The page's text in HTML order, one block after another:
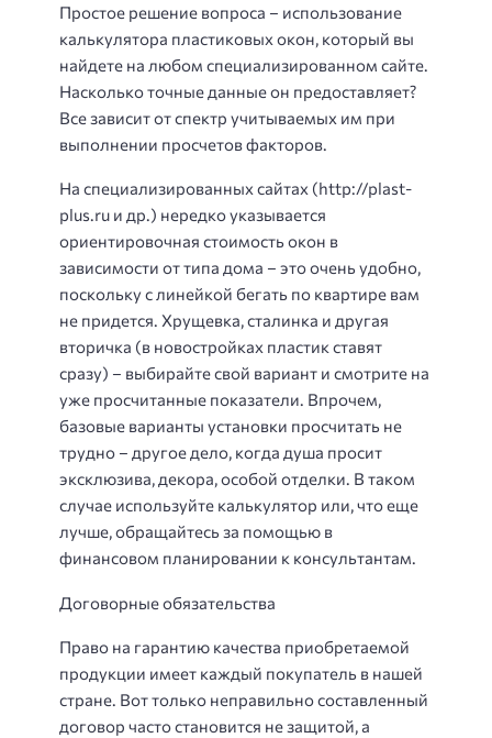
Простое решение вопроса – использование
калькулятора пластиковых окон, который вы
найдете на любом специализированном сайте.
Насколько точные данные он предоставляет?
Все зависит от спектр учитываемых им при
выполнении просчетов факторов.
На специализированных сайтах (http://plast-
plus.ru и др.) нередко указывается
ориентировочная стоимость окон в
зависимости от типа дома – это очень удобно,
поскольку с линейкой бегать по квартире вам
не придется. Хрущевка, сталинка и другая
вторичка (в новостройках пластик ставят
сразу) – выбирайте свой вариант и смотрите на
уже просчитанные показатели. Впрочем,
базовые варианты установки просчитать не
трудно – другое дело, когда душа просит
эксклюзива, декора, особой отделки. В таком
случае используйте калькулятор или, что еще
лучше, обращайтесь за помощью в
финансовом планировании к консультантам.
Договорные обязательства
Право на гарантию качества приобретаемой
продукции имеет каждый покупатель в нашей
стране. Вот только неправильно составленный
договор часто становится не защитой, а